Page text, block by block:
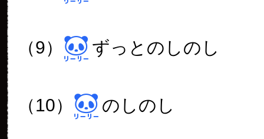
（9） ずっとのしのし
（10） のしのし